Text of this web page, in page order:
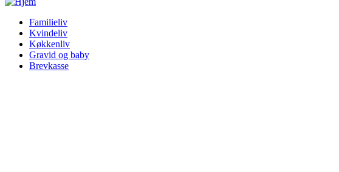
Familieliv
Kvindeliv
Køkkenliv
Gravid og baby
Brevkasse